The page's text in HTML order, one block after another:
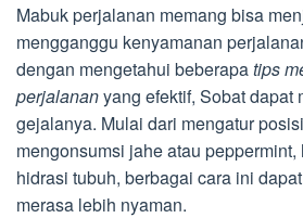
Mabuk perjalanan memang bisa
mengganggu kenyamanan
dengan mengetahui beberapatips
perjalananyang efektif, Sobat dapat
gejalanya. Mulai dari mengatur
mengonsumsi jahe atau
hidrasi tubuh, berbagai cara ini
merasa lebih nyaman.